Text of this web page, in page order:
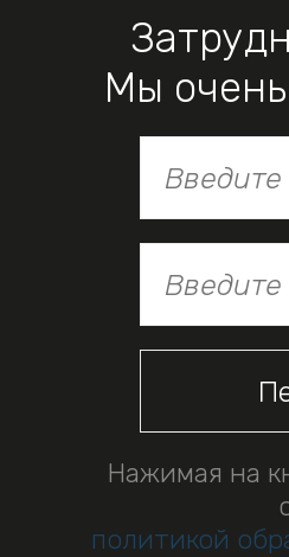
Мы
Нажимая на
политикой